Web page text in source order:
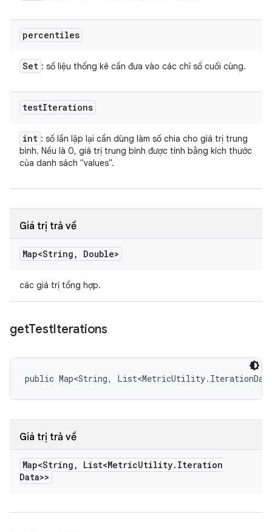
percentiles
Set : số liệu thống kê cần đưa vào các chỉ số cuối cùng.
testIterations
int : số lần lặp lại cần dùng làm số chia cho giá trị trung
bình. Nếu là 0, giá trị trung bình được tính bằng kích thước
của danh sách "values".
Giá trị trả về
Map<String , Double>
các giá trị tổng hợp.
getTestIterations
public Map<String,
Giá trị trả về
Map<String , List<MetricUtility. Iteration
Data>>